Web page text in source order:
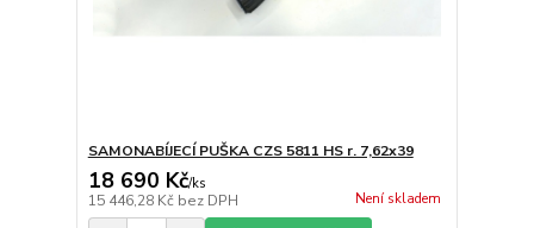
SAMONABÍJECÍ PUŠKA CZS 5811 HS r. 7,62x39
18 690 Kč/ks
15 446,28 Kč bez DPH Není skladem